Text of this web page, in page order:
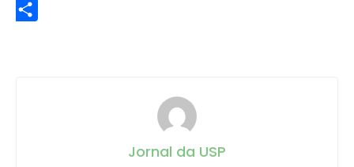
Jornal da USP